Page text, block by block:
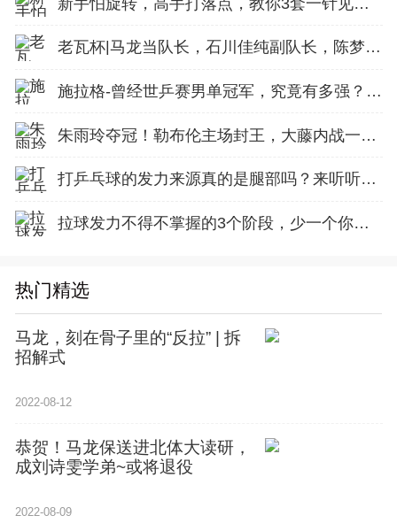
老瓦杯|马龙当队长，石川佳纯副队长，陈梦参加比赛
施拉格-曾经世乒赛男单冠军，究竟有多强？以及近况！
朱雨玲夺冠！勒布伦主场封王，大藤内战一串三，张本兄妹饮恨亚军！
打乒乓球的发力来源真的是腿部吗？来听听专业人士怎么说！
拉球发力不得不掌握的3个阶段，少一个你的质量都上不去！
热门精选
马龙，刻在骨子里的“反拉” | 拆
招解式
2022-08-12
恭贺！马龙保送进北体大读研，
成刘诗雯学弟~或将退役
2022-08-09